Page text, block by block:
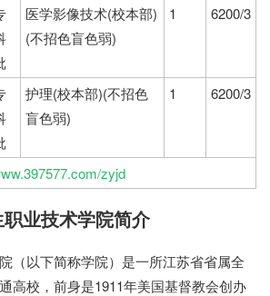
医学影像技术(校本部)
(不招色盲色弱)
1 6200/3
护理(校本部)(不招色
盲色弱)
1 6200/3
zyjd
业技术学院简介
（以下简称学院）是一所江苏省省属全
高校，前身是1911年美国基督教会创办